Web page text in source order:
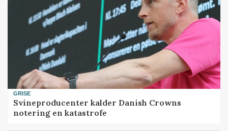
GRISE
Svineproducenter kalder Danish Crowns
notering en katastrofe